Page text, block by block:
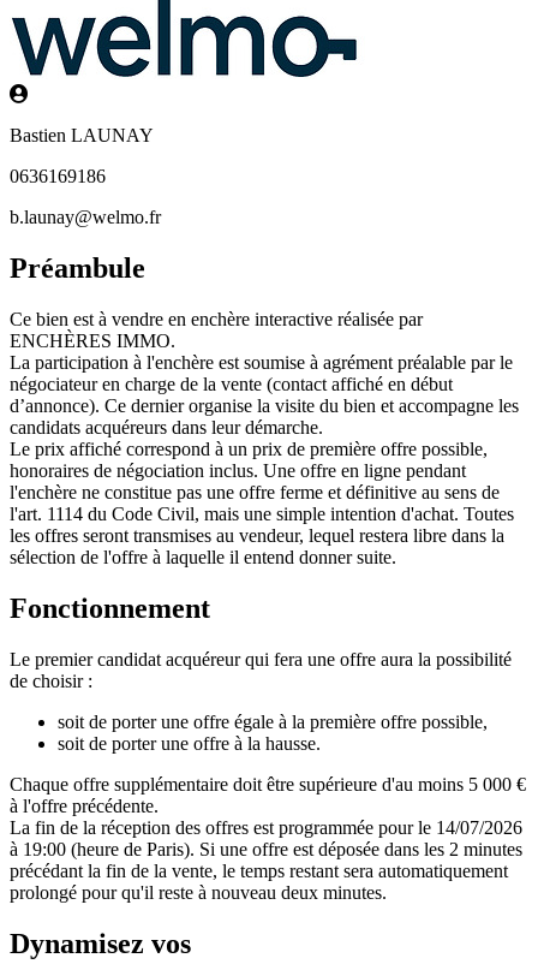
Bastien LAUNAY
0636169186
b.launay@welmo.fr
Préambule
Ce bien est à vendre en enchère interactive réalisée par
ENCHÈRES IMMO.
La participation à l'enchère est soumise à agrément préalable par le
négociateur en charge de la vente (contact affiché en début
d’annonce). Ce dernier organise la visite du bien et accompagne les
candidats acquéreurs dans leur démarche.
Le prix affiché correspond à un prix de première offre possible,
honoraires de négociation inclus. Une offre en ligne pendant
l'enchère ne constitue pas une offre ferme et définitive au sens de
l'art. 1114 du Code Civil, mais une simple intention d'achat. Toutes
les offres seront transmises au vendeur, lequel restera libre dans la
sélection de l'offre à laquelle il entend donner suite.
Fonctionnement
Le premier candidat acquéreur qui fera une offre aura la possibilité
de choisir :
soit de porter une offre égale à la première offre possible,
soit de porter une offre à la hausse.
Chaque offre supplémentaire doit être supérieure d'au moins 5 000 €
à l'offre précédente.
La fin de la réception des offres est programmée pour le 14/07/2026
à 19:00 (heure de Paris). Si une offre est déposée dans les 2 minutes
précédant la fin de la vente, le temps restant sera automatiquement
prolongé pour qu'il reste à nouveau deux minutes.
Dynamisez vos